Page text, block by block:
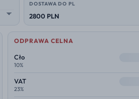
DOSTAWA DO PL
2800 PLN
ODPRAWA CELNA
Cło
10%
VAT
23%